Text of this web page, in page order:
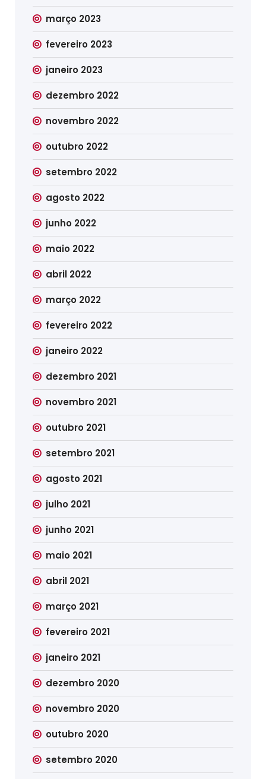
março 2023
fevereiro 2023
janeiro 2023
dezembro 2022
novembro 2022
outubro 2022
setembro 2022
agosto 2022
junho 2022
maio 2022
abril 2022
março 2022
fevereiro 2022
janeiro 2022
dezembro 2021
novembro 2021
outubro 2021
setembro 2021
agosto 2021
julho 2021
junho 2021
maio 2021
abril 2021
março 2021
fevereiro 2021
janeiro 2021
dezembro 2020
novembro 2020
outubro 2020
setembro 2020